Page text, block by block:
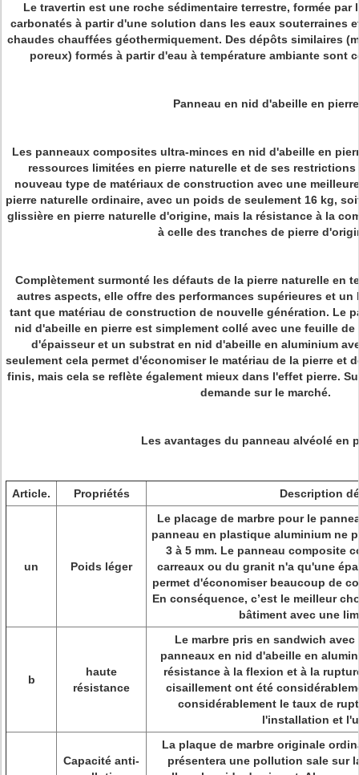
Le travertin est une roche sédimentaire terrestre, formée
carbonatés à partir d'une solution dans les eaux souterraines
chaudes chauffées géothermiquement. Des dépôts similaires
poreux) formés à partir d'eau à température ambiante sont
Panneau en nid d'abeille en pierre
Les panneaux composites ultra-minces en nid d'abeille en
ressources limitées en pierre naturelle et de ses
nouveau type de matériaux de construction avec une
pierre naturelle ordinaire, avec un poids de seulement 16 kg,
glissière en pierre naturelle d'origine, mais la résistance à la
à celle des tranches de pierre
Complètement surmonté les défauts de la pierre naturelle en
autres aspects, elle offre des performances supérieures et
tant que matériau de construction de nouvelle génération. Le
nid d'abeille en pierre est simplement collé avec une feuille de
d'épaisseur et un substrat en nid d'abeille en aluminium
seulement cela permet d'économiser le matériau de la pierre et
finis, mais cela se reflète également mieux dans l'effet pierre.
demande sur le marché.
Les avantages du panneau alvéolé en
Article. Propriétés Description
un Poids léger
Le placage de marbre pour le
panneau en plastique aluminium ne
3 à 5 mm. Le panneau composite
carreaux ou du granit n'a qu'une
permet d'économiser beaucoup de
En conséquence, c’est le meilleur
bâtiment avec une
b
haute
résistance
Le marbre pris en sandwich
panneaux en nid d'abeille en
résistance à la flexion et à la
cisaillement ont été
considérablement le taux de
l'installation et
Capacité anti-
La plaque de marbre originale
présentera une pollution sale sur